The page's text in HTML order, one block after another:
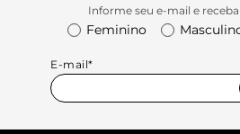
Informe seu e-mail e
Feminino
E-mail*